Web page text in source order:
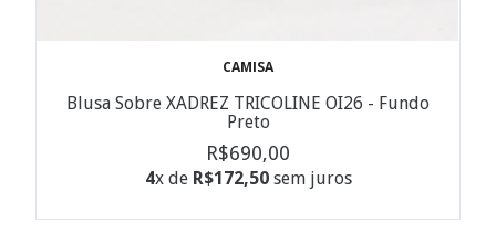
CAMISA
Blusa Sobre XADREZ TRICOLINE OI26 - Fundo
Preto
R$690,00
4x de R$172,50sem juros